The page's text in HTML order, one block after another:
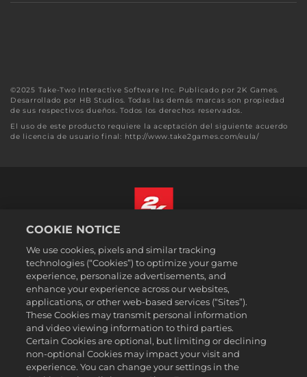
©2025 Take-Two Interactive Software Inc. Publicado por 2K Games.
Desarrollado por HB Studios. Todas las demás marcas son propiedad
de sus respectivos dueños. Todos los derechos reservados.
El uso de este producto requiere la aceptación del siguiente acuerdo
de licencia de usuario final: http://www.take2games.com/eula/
Aviso legal
Política de privacidad
Política de cookies
Atención al cliente
No vender ni compartir mi información personal
Order Lookup & Refunds
2K Ad Partners
Español (México)
COOKIE NOTICE
We use cookies, pixels and similar tracking
technologies (“Cookies”) to optimize your game
experience, personalize advertisements, and
enhance your experience across our websites,
applications, or other web-based services (“Sites”).
These Cookies may transmit personal information
and video viewing information to third parties.
Certain Cookies are optional, but limiting or declining
non-optional Cookies may impact your visit and
experience. You can change your settings in the